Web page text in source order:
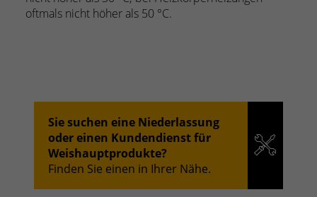
oftmals nicht höher als 50 °C.
Sie suchen eine Niederlassung
oder einen Kundendienst für
Weishauptprodukte?
Finden Sie einen in Ihrer Nähe.